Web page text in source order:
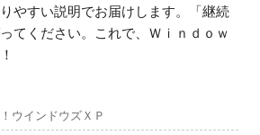
やすい説明でお届けします。「継続
てください。これで、Ｗｉｎｄｏｗ
ウインドウズＸＰ